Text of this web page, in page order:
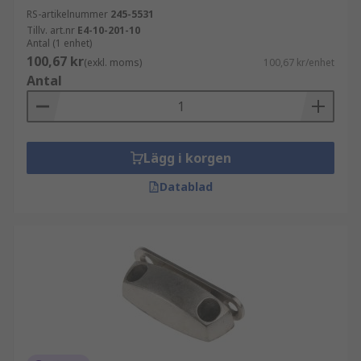
RS-artikelnummer 245-5531
Tillv. art.nr E4-10-201-10
Antal (1 enhet)
100,67 kr(exkl. moms) 100,67 kr/enhet
Antal
Lägg i korgen
Datablad